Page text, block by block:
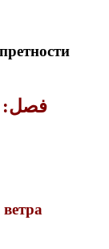
فصل‏:‏